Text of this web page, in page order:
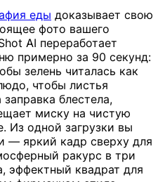
еды доказывает свою
фото вашего
AI переработает
примерно за 90 секунд:
зелень читалась как
чтобы листья
блестела,
миску на чистую
Из одной загрузки вы
— яркий кадр сверху для
ракурс в три
эффектный квадрат для